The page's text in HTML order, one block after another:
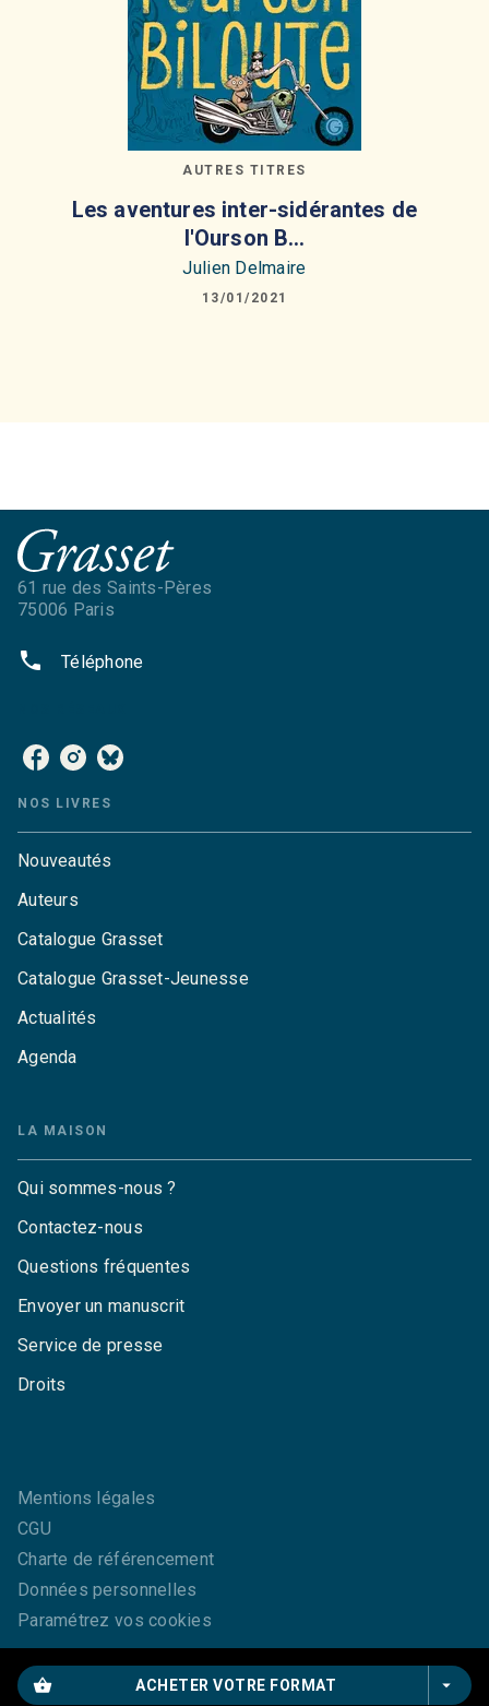
shopping_basket ACHETER VOTRE FORMAT arrow_drop_down
AUTRES TITRES
Les aventures inter-sidérantes de
l'Ourson B…
Julien Delmaire
13/01/2021
61 rue des Saints-Pères
75006 Paris
phone Téléphone
NOS LIVRES
Nouveautés
Auteurs
Catalogue Grasset
Catalogue Grasset-Jeunesse
Actualités
Agenda
LA MAISON
Qui sommes-nous ?
Contactez-nous
Questions fréquentes
Envoyer un manuscrit
Service de presse
Droits
Mentions légales
CGU
Charte de référencement
Données personnelles
Paramétrez vos cookies